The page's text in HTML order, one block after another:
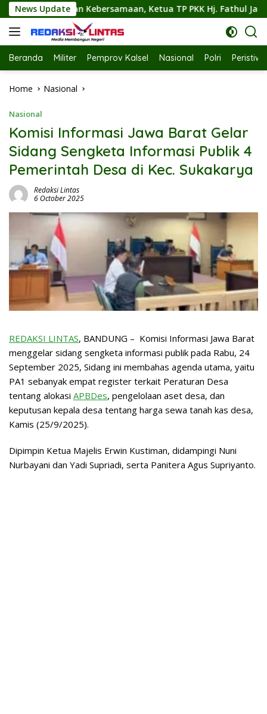
Skip
to
content
News Update
Ketua TP PKK Hj. Fathul Jannah Hadiri Flashmob Kreasi
Beranda Militer Pemprov Kalsel Nasional Polri
Home Nasional
Nasional
Komisi Informasi Jawa Barat Gelar
Sidang Sengketa Informasi Publik 4
Pemerintah Desa di Kec. Sukakarya
Redaksi Lintas
6 October 2025
REDAKSI LINTAS, BANDUNG – Komisi Informasi Jawa Barat
menggelar sidang sengketa informasi publik pada Rabu, 24
September 2025, Sidang ini membahas agenda utama, yaitu
PA1 sebanyak empat register terkait Peraturan Desa
tentang alokasi APBDes, pengelolaan aset desa, dan
keputusan kepala desa tentang harga sewa tanah kas desa,
Kamis (25/9/2025).
Dipimpin Ketua Majelis Erwin Kustiman, didampingi Nuni
Nurbayani dan Yadi Supriadi, serta Panitera Agus Supriyanto.